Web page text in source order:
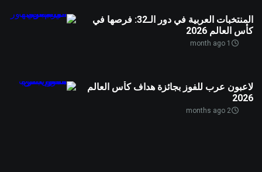
المنتخبات العربية في دور الـ32: فرصها في
كأس العالم 2026
1 month ago
لاعبون عرب للفوز بجائزة هداف كأس العالم
2026
2 months ago